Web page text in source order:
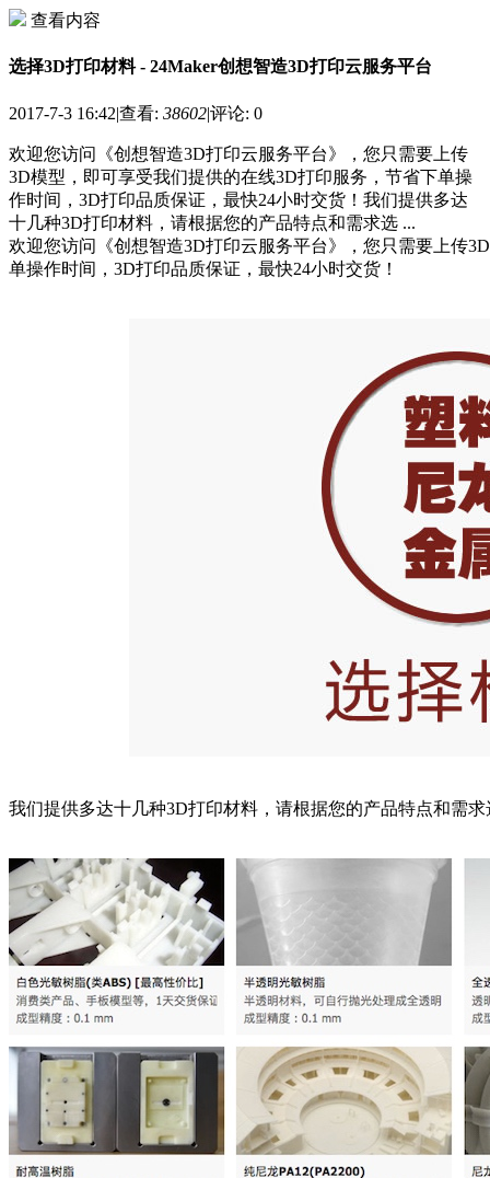
查看内容
选择3D打印材料 - 24Maker创想智造3D打印云服务平台
2017-7-3 16:42|查看: 38602|评论: 0
欢迎您访问《创想智造3D打印云服务平台》，您只需要上传
3D模型，即可享受我们提供的在线3D打印服务，节省下单操
作时间，3D打印品质保证，最快24小时交货！我们提供多达
十几种3D打印材料，请根据您的产品特点和需求选 ...
欢迎您访问《创想智造3D打印云服务平台》，您只需要上传
单操作时间，3D打印品质保证，最快24小时交货！
我们提供多达十几种3D打印材料，请根据您的产品特点和需